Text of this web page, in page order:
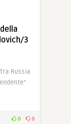
3
Russia
0 0